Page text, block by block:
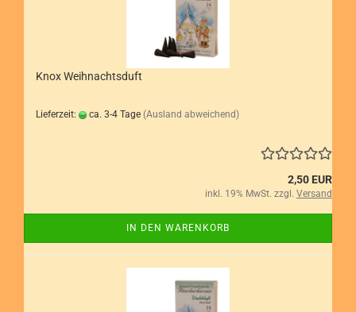
Knox Weihnachtsduft
Lieferzeit: ca. 3-4 Tage (Ausland abweichend)
2,50 EUR
inkl. 19% MwSt. zzgl. Versand
IN DEN WARENKORB